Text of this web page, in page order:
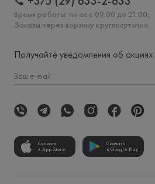
Время работы: пн-вс с 09:00 до 21:00,
Заказы через корзину круглосуточно
Получайте уведомления об акциях
Скачать
в App Store
Скачать
в Google Play